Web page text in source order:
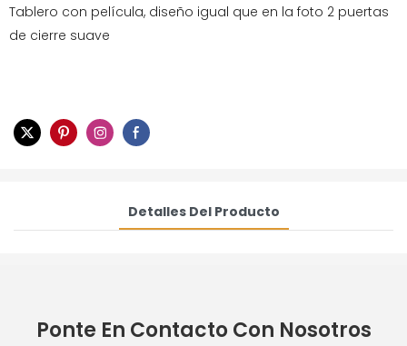
Tablero con película, diseño igual que en la foto 2 puertas
de cierre suave
Detalles Del Producto
Ponte En Contacto Con Nosotros